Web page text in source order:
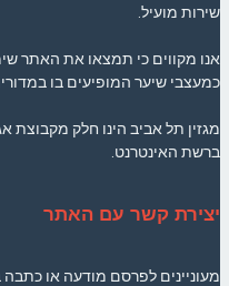
שירות מועיל.
אנו מקווים כי תמצאו את האתר
כמעצבי שיער המופיעים בו
מגזין תל אביב הינו חלק מקבוצת
ברשת האינטרנט.
יצירת קשר עם האתר
מעוניינים לפרסם מודעה או